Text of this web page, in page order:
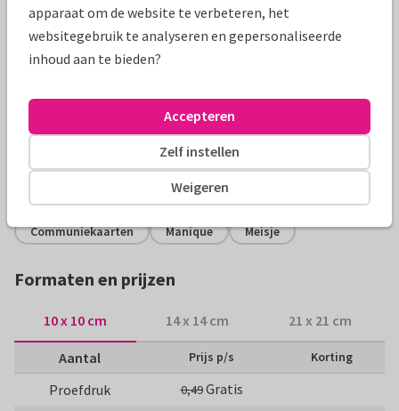
Productinformatie
Stoere uitnodiging voor een communiefeest met een roze
camouflageprint achtergrond, een ID plaatje met je eigen
naam en een foto!
Alle kaarten zijn helemaal naar wens aan te passen
Communiekaarten Manique Meisje
Formaten en prijzen
10 x 10 cm 14 x 14 cm 21 x 21 cm
Aantal Prijs p/s Korting
Proefdruk 0,49Gratis
apparaat om de website te verbeteren, het
websitegebruik te analyseren en gepersonaliseerde
inhoud aan te bieden?
Weigeren
Zelf instellen
Accepteren